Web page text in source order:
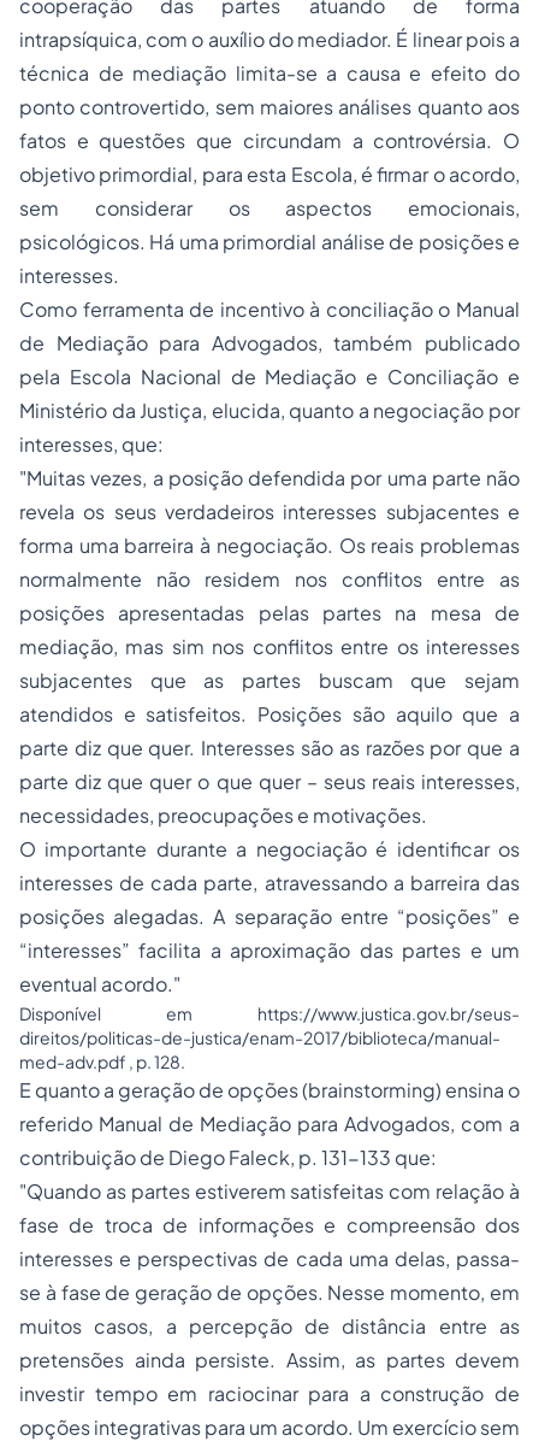
cooperação das partes atuando de forma
intrapsíquica, com o auxílio do mediador. É linear pois a
técnica de mediação limita-se a causa e efeito do
ponto controvertido, sem maiores análises quanto aos
fatos e questões que circundam a controvérsia. O
objetivo primordial, para esta Escola, é firmar o acordo,
sem considerar os aspectos emocionais,
psicológicos. Há uma primordial análise de posições e
interesses.
Como ferramenta de incentivo à conciliação o Manual
de Mediação para Advogados, também publicado
pela Escola Nacional de Mediação e Conciliação e
Ministério da Justiça, elucida, quanto a negociação por
interesses, que:
"Muitas vezes, a posição defendida por uma parte não
revela os seus verdadeiros interesses subjacentes e
forma uma barreira à negociação. Os reais problemas
normalmente não residem nos conflitos entre as
posições apresentadas pelas partes na mesa de
mediação, mas sim nos conflitos entre os interesses
subjacentes que as partes buscam que sejam
atendidos e satisfeitos. Posições são aquilo que a
parte diz que quer. Interesses são as razões por que a
parte diz que quer o que quer – seus reais interesses,
necessidades, preocupações e motivações.
O importante durante a negociação é identificar os
interesses de cada parte, atravessando a barreira das
posições alegadas. A separação entre “posições” e
“interesses” facilita a aproximação das partes e um
eventual acordo."
Disponível em https://www.justica.gov.br/seus-
direitos/politicas-de-justica/enam-2017/biblioteca/manual-
med-adv.pdf , p. 128.
E quanto a geração de opções (brainstorming) ensina o
referido Manual de Mediação para Advogados, com a
contribuição de Diego Faleck, p. 131-133 que:
"Quando as partes estiverem satisfeitas com relação à
fase de troca de informações e compreensão dos
interesses e perspectivas de cada uma delas, passa-
se à fase de geração de opções. Nesse momento, em
muitos casos, a percepção de distância entre as
pretensões ainda persiste. Assim, as partes devem
investir tempo em raciocinar para a construção de
opções integrativas para um acordo. Um exercício sem